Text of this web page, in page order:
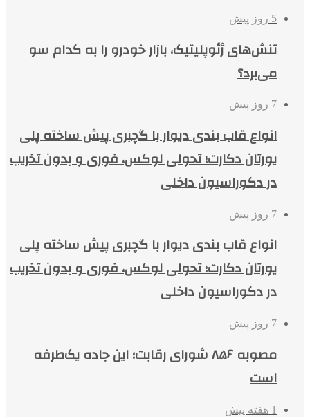
5 روز پیش
تنش‌های ژئوپلیتیک، بازار خودرو را به کدام سو
می‌برد؟
7 روز پیش
انواع قاب بندی دیوار با گچبری پیش ساخته پلی
یورتان دکارت؛ تحولی لوکس، فوری و بدون تخریب
در دکوراسیون داخلی
7 روز پیش
انواع قاب بندی دیوار با گچبری پیش ساخته پلی
یورتان دکارت؛ تحولی لوکس، فوری و بدون تخریب
در دکوراسیون داخلی
7 روز پیش
مصوبه ۸۵۶ شورای رقابت؛ این جاده یک‌طرفه
است
1 هفته پیش